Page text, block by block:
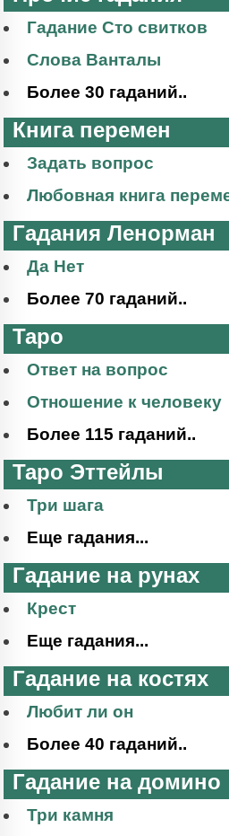
Гадание Сто свитков
Слова Ванталы
Более 30 гаданий..
Книга перемен
Задать вопрос
Любовная книга
Гадания Ленорман
Да Нет
Более 70 гаданий..
Таро
Ответ на вопрос
Отношение к человеку
Более 115 гаданий..
Таро Эттейлы
Три шага
Еще гадания...
Гадание на рунах
Крест
Еще гадания...
Гадание на костях
Любит ли он
Более 40 гаданий..
Гадание на домино
Три камня